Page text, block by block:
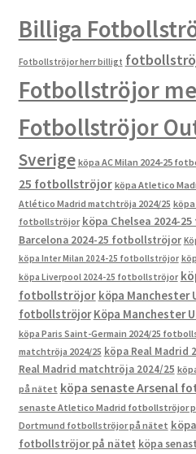
Billiga
Fotbollströjor herr billigt
Fotbollströjor
Fotbollströjor
Sverige köpa AC Milan 2024-25
25 fotbollströjor köpa Atletico
Atlético Madrid matchtröja 2024/25
fotbollströjor köpa Chelsea 2024-
Barcelona 2024-25 fotbollströjor
köpa Inter Milan 2024-25 fotbollströjor
köpa Liverpool 2024-25 fotbollströjor
fotbollströjor köpa Manchester
fotbollströjor Köpa Manchester
köpa Paris Saint-Germain 2024/25
matchtröja 2024/25 köpa Real
Real Madrid matchtröja 2024/25
på nätet köpa senaste Arsenal
senaste Atletico Madrid fotbollströjor
Dortmund fotbollströjor på nätet
fotbollströjor på nätet köpa